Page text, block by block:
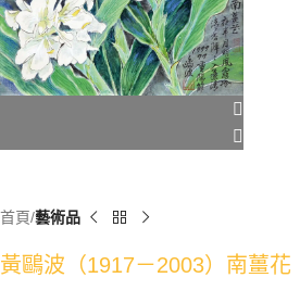
首頁 藝術品
黃鷗波（1917－2003）南薑花